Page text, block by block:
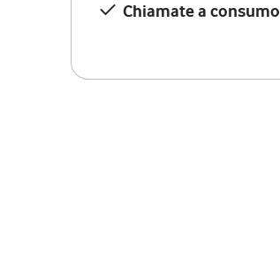
Chiamate a consumo